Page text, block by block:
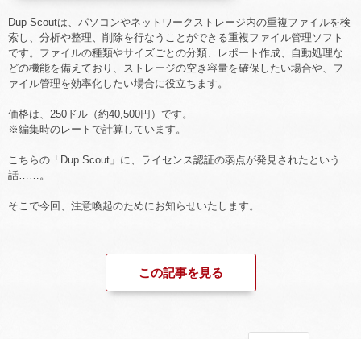
Dup Scoutは、パソコンやネットワークストレージ内の重複ファイルを検
索し、分析や整理、削除を行なうことができる重複ファイル管理ソフト
です。ファイルの種類やサイズごとの分類、レポート作成、自動処理な
どの機能を備えており、ストレージの空き容量を確保したい場合や、フ
ァイル管理を効率化したい場合に役立ちます。
価格は、250ドル（約40,500円）です。
※編集時のレートで計算しています。
こちらの「Dup Scout」に、ライセンス認証の弱点が発見されたという
話……。
そこで今回、注意喚起のためにお知らせいたします。
この記事を見る